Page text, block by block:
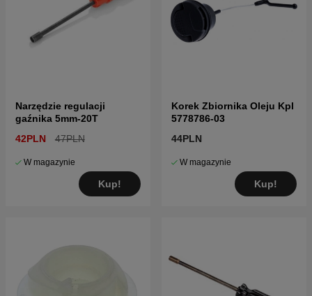
Narzędzie regulacji
gaźnika 5mm-20T
42PLN
47PLN
W magazynie
Kup!
Korek Zbiornika Oleju Kpl
5778786-03
44PLN
W magazynie
Kup!